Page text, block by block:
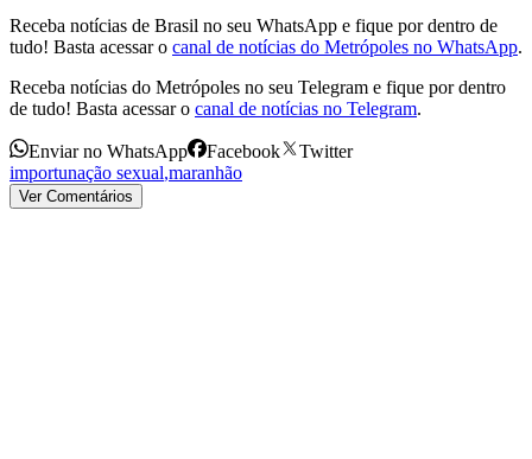
Receba notícias de Brasil no seu WhatsApp e fique por dentro de
tudo! Basta acessar o canal de notícias do Metrópoles no WhatsApp.
Receba notícias do Metrópoles no seu Telegram e fique por dentro
de tudo! Basta acessar o canal de notícias no Telegram.
Enviar no WhatsApp Facebook
Twitter
importunação sexual,maranhão
Ver Comentários